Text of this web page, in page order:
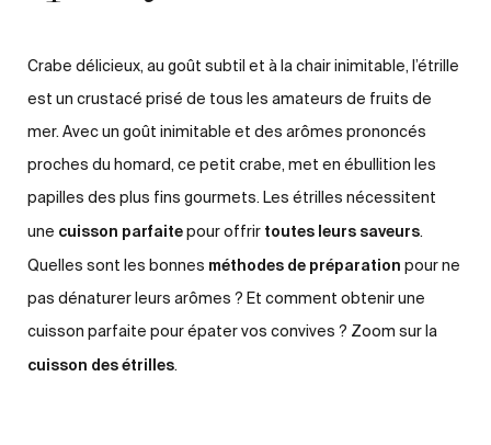
Crabe délicieux, au goût subtil et à la chair inimitable, l’étrille
est un crustacé prisé de tous les amateurs de fruits de
mer. Avec un goût inimitable et des arômes prononcés
proches du homard, ce petit crabe, met en ébullition les
papilles des plus fins gourmets. Les étrilles nécessitent
une cuisson parfaite pour offrir toutes leurs saveurs.
Quelles sont les bonnes méthodes de préparation pour ne
pas dénaturer leurs arômes ? Et comment obtenir une
cuisson parfaite pour épater vos convives ? Zoom sur la
cuisson des étrilles.